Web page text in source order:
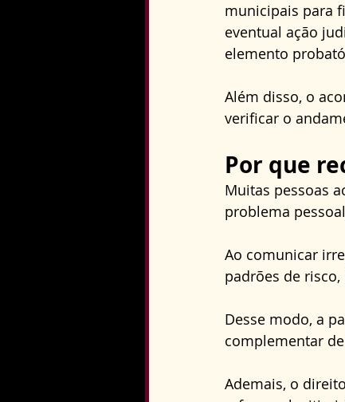
municipais para
eventual ação
elemento
Além disso, o
verificar o
Por que
Muitas pessoas
problema
Ao comunicar
padrões de
Desse modo, a
complementar
Ademais, o